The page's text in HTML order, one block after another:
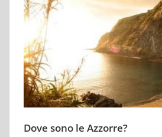
Dove sono le Azzorre?